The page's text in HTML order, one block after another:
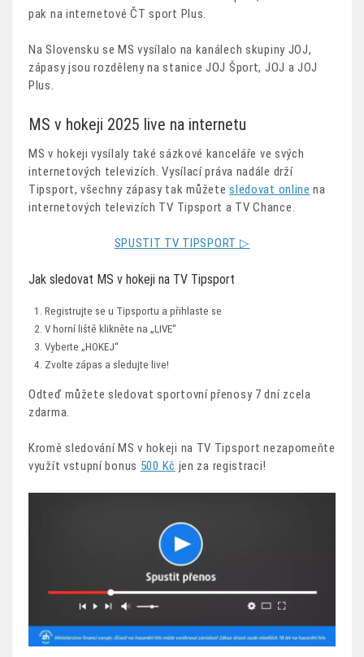
pak na internetové ČT sport Plus.
Na Slovensku se MS vysílalo na kanálech skupiny JOJ,
zápasy jsou rozděleny na stanice JOJ Šport, JOJ a JOJ
Plus.
MS v hokeji 2025 live na internetu
MS v hokeji vysílaly také sázkové kanceláře ve svých
internetových televizích. Vysílací práva nadále drží
Tipsport, všechny zápasy tak můžetesledovat online na
internetových televizích TV Tipsport a TV Chance.
SPUSTIT TV TIPSPORT ▷
Jak sledovat MS v hokeji na TV Tipsport
Registrujte se u Tipsportu a přihlaste se
V horní liště klikněte na „LIVE“
Vyberte „HOKEJ“
Zvolte zápas a sledujte live!
Odteď můžete sledovat sportovní přenosy 7 dní zcela
zdarma.
Kromě sledování MS v hokeji na TV Tipsport nezapomeňte
využít vstupní bonus 500 Kč jen za registraci!